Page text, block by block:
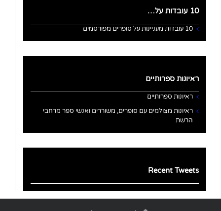
10 עובדות על…
10 עובדות מעניינות על סופרים מפורסמים
ראיונות ספרותיים
ראיונות ספרותיים
ראיונות מצולמים עם סופרים, משוררים ואנשי ספר מרחבי
הרשת
Recent Tweets